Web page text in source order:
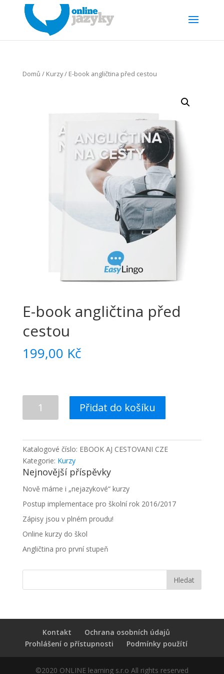
Domů / Kurzy/ E-book angličtina před cestou
E-book angličtina před
cestou
199,00 Kč
cestou
množství
Přidat do košíku
Katalogové číslo: EBOOK AJ CESTOVANI CZE
Kategorie: Kurzy
Nejnovější příspěvky
Nově máme i „nejazykové“ kurzy
Postup implementace pro školní rok 2016/2017
Zápisy jsou v plném proudu!
Online kurzy do škol
Angličtina pro první stupeň
Kontakt
Ochrana osobních údajů
Prohlášení o přístupnosti
Podmínky použítí
©2020 ONLINE learning s.r.o All rights reserved